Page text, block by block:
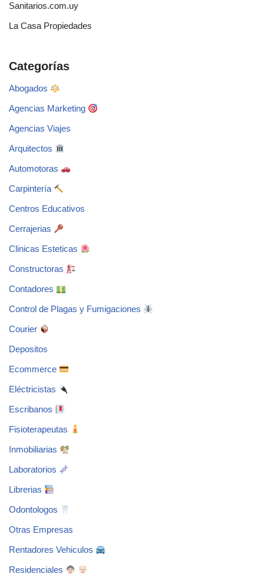
Sanitarios.com.uy
La Casa Propiedades
Categorías
Abogados
Agencias Marketing
Agencias Viajes
Arquitectos
Automotoras
Carpintería
Centros Educativos
Cerrajerias
Clinicas Esteticas
Constructoras
Contadores
Control de Plagas y Fumigaciones
Courier
Depositos
Ecommerce
Eléctricistas
Escribanos
Fisioterapeutas
Inmobiliarias
Laboratorios
Librerias
Odontologos
Otras Empresas
Rentadores Vehiculos
Residenciales